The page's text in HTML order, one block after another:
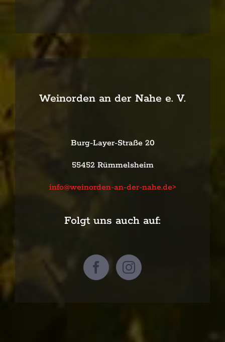
Weinorden an der Nahe e. V.
Burg-Layer-Straße 20
55452 Rümmelsheim
info@weinorden-an-der-nahe.de>
Folgt uns auch auf: